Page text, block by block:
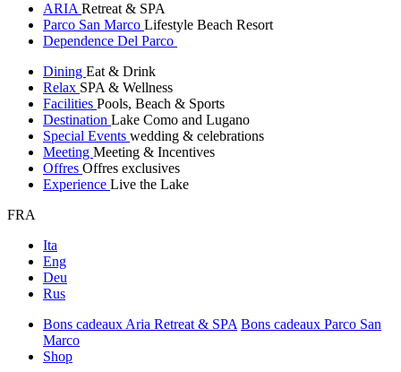
ARIA Retreat & SPA
Parco San Marco Lifestyle Beach Resort
Dependence Del Parco
Dining Eat & Drink
Relax SPA & Wellness
Facilities Pools, Beach & Sports
Destination Lake Como and Lugano
Special Events wedding & celebrations
Meeting Meeting & Incentives
Offres Offres exclusives
Experience Live the Lake
FRA
Ita
Eng
Deu
Rus
Bons cadeaux Aria Retreat & SPA Bons cadeaux Parco San
Marco
Shop